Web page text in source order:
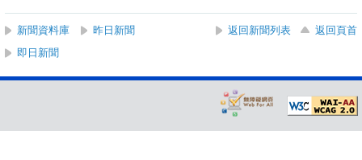
新聞資料庫 昨日新聞 返回新聞列表
返回頁首
即日新聞